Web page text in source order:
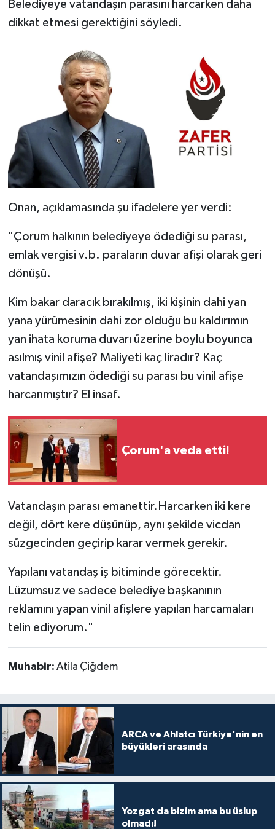
Belediyeye vatandaşın parasını harcarken daha
dikkat etmesi gerektiğini söyledi.
Onan, açıklamasında şu ifadelere yer verdi:
"Çorum halkının belediyeye ödediği su parası,
emlak vergisi v.b. paraların duvar afişi olarak geri
dönüşü.
Kim bakar daracık bırakılmış, iki kişinin dahi yan
yana yürümesinin dahi zor olduğu bu kaldırımın
yan ihata koruma duvarı üzerine boylu boyunca
asılmış vinil afişe? Maliyeti kaç liradır? Kaç
vatandaşımızın ödediği su parası bu vinil afişe
harcanmıştır? El insaf.
Çorum'a veda etti!
Vatandaşın parası emanettir.Harcarken iki kere
değil, dört kere düşünüp, aynı şekilde vicdan
süzgecinden geçirip karar vermek gerekir.
Yapılanı vatandaş iş bitiminde görecektir.
Lüzumsuz ve sadece belediye başkanının
reklamını yapan vinil afişlere yapılan harcamaları
telin ediyorum."
Muhabir: Atila Çiğdem
ARCA ve Ahlatcı Türkiye'nin en
büyükleri arasında
Yozgat da bizim ama bu üslup
olmadı!